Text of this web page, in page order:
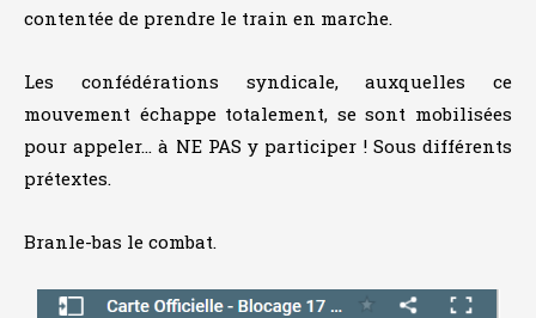
contentée de prendre le train en marche.
Les confédérations syndicale, auxquelles ce
mouvement échappe totalement, se sont mobilisées
pour appeler… à NE PAS y participer ! Sous différents
prétextes.
Branle-bas le combat.